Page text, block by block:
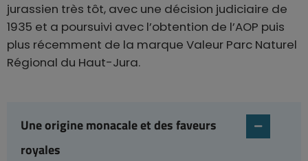
jurassien très tôt, avec une décision judiciaire de
1935 et a poursuivi avec l’obtention de l’AOP puis
plus récemment de la marque Valeur Parc Naturel
Régional du Haut-Jura.
Une origine monacale et des faveurs
royales